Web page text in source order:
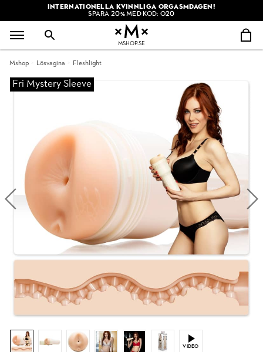
INTERNATIONELLA KVINNLIGA ORGASMDAGEN!
SPARA 20% MED KOD: O20
MSHOP.SE
Mshop Lösvagina Fleshlight
Fri Mystery Sleeve
VIDEO